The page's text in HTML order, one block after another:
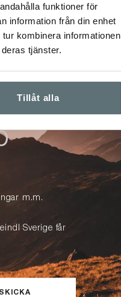
funktioner för
information från din enhet
kombinera informationen
tjänster.
Tillåt alla
m.m.
Sverige får